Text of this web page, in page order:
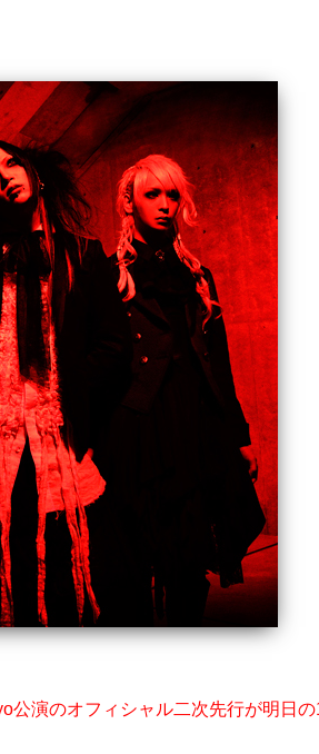
公演のオフィシャル二次先行が明日